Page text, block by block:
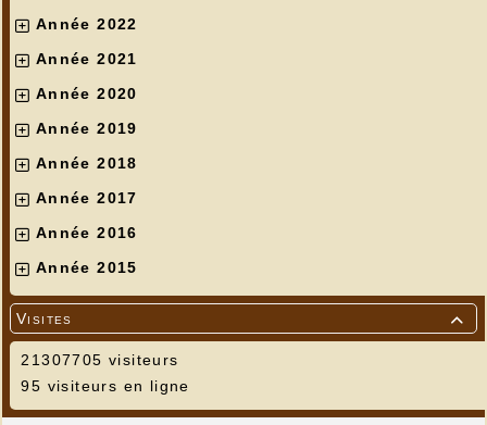
Année 2022
Année 2021
Année 2020
Année 2019
Année 2018
Année 2017
Année 2016
Année 2015

Visites
21307705 visiteurs
95 visiteurs en ligne